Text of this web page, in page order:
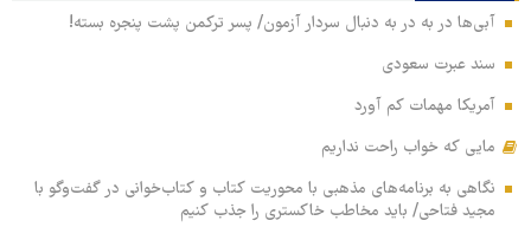
آبی‌ها در به در به دنبال سردار آزمون/ پسر ترکمن پشت پنجره بسته!
سند عبرت سعودی
آمریکا مهمات کم آورد
مایی که خواب راحت نداریم
نگاهی به برنامه‌های مذهبی با محوریت کتاب و کتاب‌خوانی در گفت‌وگو با
مجید فتاحی/ باید مخاطب خاکستری را جذب کنیم